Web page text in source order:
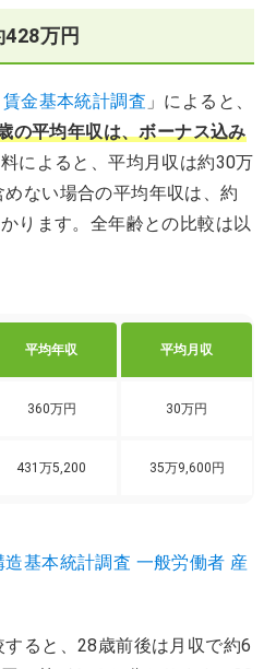
万円
金基本統計調査 」によると、
の平均年収は、ボーナス込み
によると、平均月収は約30万
ない場合の平均年収は、約
ります。全年齢との比較は以
平均年収 平均月収
360万円 30万円
431万5,200 35万9,600円
基本統計調査 一般労働者 産
ると、28歳前後は月収で約6